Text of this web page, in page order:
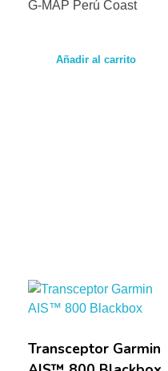
G-MAP Perú Coast
Añadir al carrito
Transceptor Garmin